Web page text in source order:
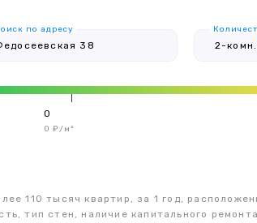
по адресу
0
0 ₽/м²
110 тысяч квартир, за 1 год,
тип стен, наличие капитального